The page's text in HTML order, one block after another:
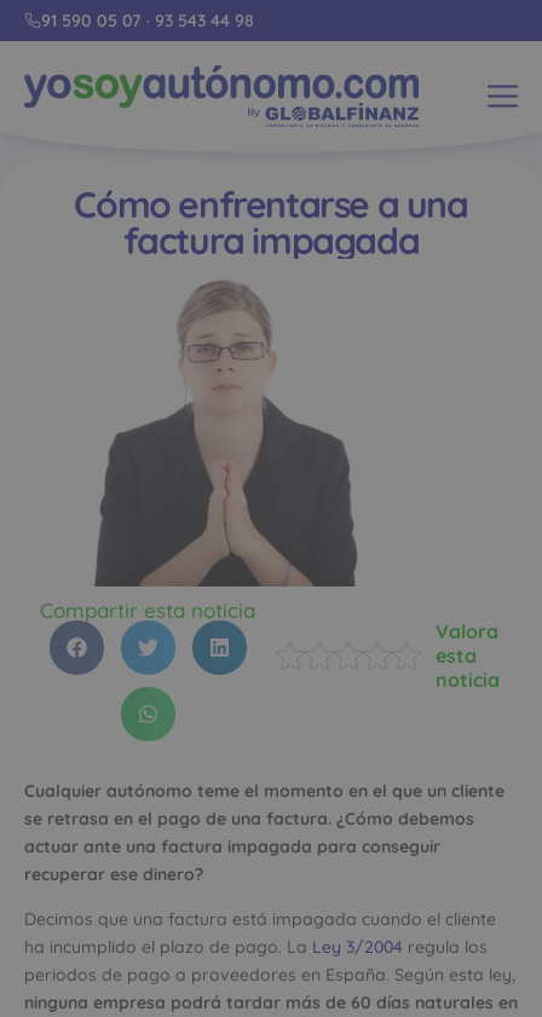
91 590 05 07 · 93 543 44 98
Cómo enfrentarse a una
factura impagada
Compartir esta noticia
Valora
esta
noticia
Cualquier autónomo teme el momento en el que un cliente
se retrasa en el pago de una factura. ¿Cómo debemos
actuar ante una factura impagada para conseguir
recuperar ese dinero?
Decimos que una factura está impagada cuando el cliente
ha incumplido el plazo de pago. La Ley 3/2004 regula los
periodos de pago a proveedores en España. Según esta ley,
ninguna empresa podrá tardar más de 60 días naturales en